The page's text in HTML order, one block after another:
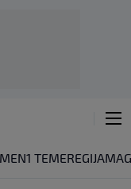
N1 TEMEREGIJA